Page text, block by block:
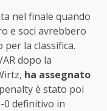
nel finale quando
e soci avrebbero
la classifica.
dopo la
ha assegnato
è stato poi
0 definitivo in